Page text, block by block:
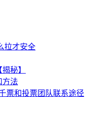
拉才安全
秘】
方法
票和投票团队联系途径